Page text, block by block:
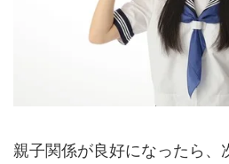
親子関係が良好になったら、